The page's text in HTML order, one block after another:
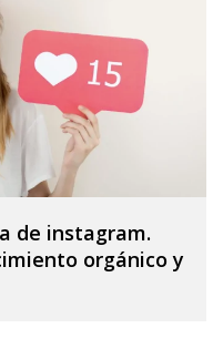
de instagram.
orgánico y